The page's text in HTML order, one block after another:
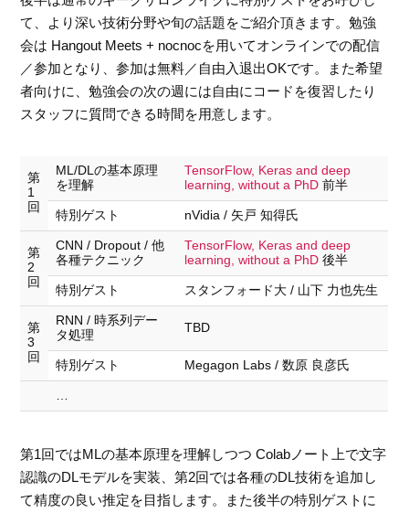
て、より深い技術分野や旬の話題をご紹介頂きます。勉強
会は Hangout Meets + nocnocを用いてオンラインでの配信
／参加となり、参加は無料／自由入退出OKです。また希望
者向けに、勉強会の次の週には自由にコードを復習したり
スタッフに質問できる時間を用意します。
第
1
回
ML/DLの基本原理
を理解
TensorFlow, Keras and deep
learning, without a PhD 前半
特別ゲスト nVidia / 矢戸 知得氏
第
2
回
CNN / Dropout / 他
各種テクニック
TensorFlow, Keras and deep
learning, without a PhD 後半
特別ゲスト スタンフォード大 / 山下 力也先生
第
3
回
RNN / 時系列デー
タ処理
TBD
特別ゲスト Megagon Labs / 数原 良彦氏
…
第1回ではMLの基本原理を理解しつつ Colabノート上で文字
認識のDLモデルを実装、第2回では各種のDL技術を追加し
て精度の良い推定を目指します。また後半の特別ゲストに